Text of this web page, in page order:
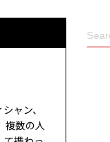
ャン、
複数の人